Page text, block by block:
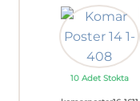
10 Adet Stokta